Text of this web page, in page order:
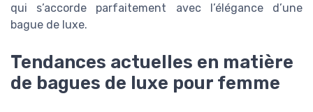
qui s’accorde parfaitement avec l’élégance d’une
bague de luxe.
Tendances actuelles en matière
de bagues de luxe pour femme